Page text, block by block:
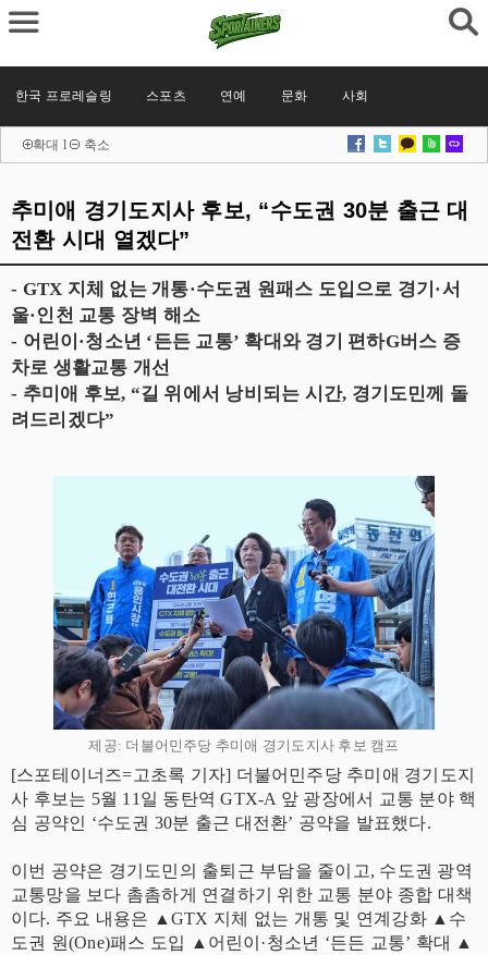
한국 프로레슬링 스포츠 연예 문화 사회
확대 l 축소
추미애 경기도지사 후보, “수도권 30분 출근 대
전환 시대 열겠다”
- GTX 지체 없는 개통·수도권 원패스 도입으로 경기·서
울·인천 교통 장벽 해소
- 어린이·청소년 ‘든든 교통’ 확대와 경기 편하G버스 증
차로 생활교통 개선
- 추미애 후보, “길 위에서 낭비되는 시간, 경기도민께 돌
려드리겠다”
제공: 더불어민주당 추미애 경기도지사 후보 캠프
[스포테이너즈=고초록 기자] 더불어민주당 추미애 경기도지
사 후보는 5월 11일 동탄역 GTX-A 앞 광장에서 교통 분야 핵
심 공약인 ‘수도권 30분 출근 대전환’ 공약을 발표했다.
이번 공약은 경기도민의 출퇴근 부담을 줄이고, 수도권 광역
교통망을 보다 촘촘하게 연결하기 위한 교통 분야 종합 대책
이다. 주요 내용은 ▲GTX 지체 없는 개통 및 연계강화 ▲수
도권 원(One)패스 도입 ▲어린이·청소년 ‘든든 교통’ 확대 ▲